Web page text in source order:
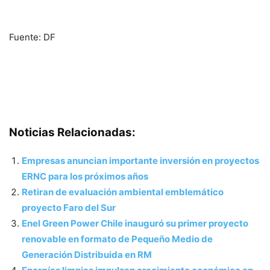
Fuente: DF
Noticias Relacionadas:
Empresas anuncian importante inversión en proyectos
ERNC para los próximos años
Retiran de evaluación ambiental emblemático
proyecto Faro del Sur
Enel Green Power Chile inauguró su primer proyecto
renovable en formato de Pequeño Medio de
Generación Distribuida en RM